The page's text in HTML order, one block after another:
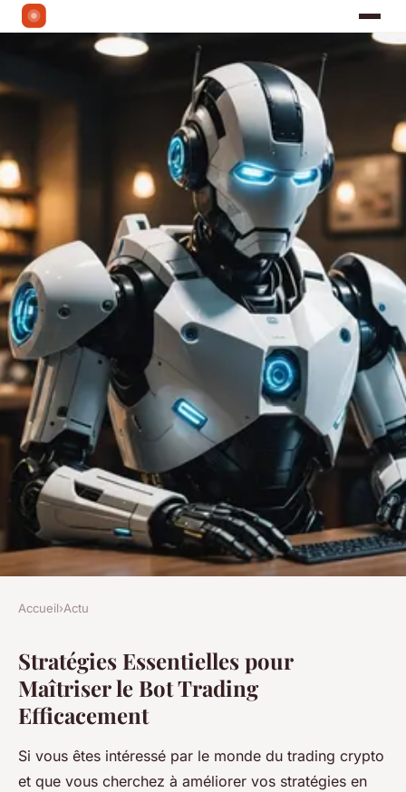
Stratégies essentielles pour
maîtriser le bot trading
efficacement
Lana•28 février 2025•9 min de lecture
Accueil›Actu
Stratégies Essentielles pour
Maîtriser le Bot Trading
Efficacement
Si vous êtes intéressé par le monde du trading crypto
et que vous cherchez à améliorer vos stratégies en